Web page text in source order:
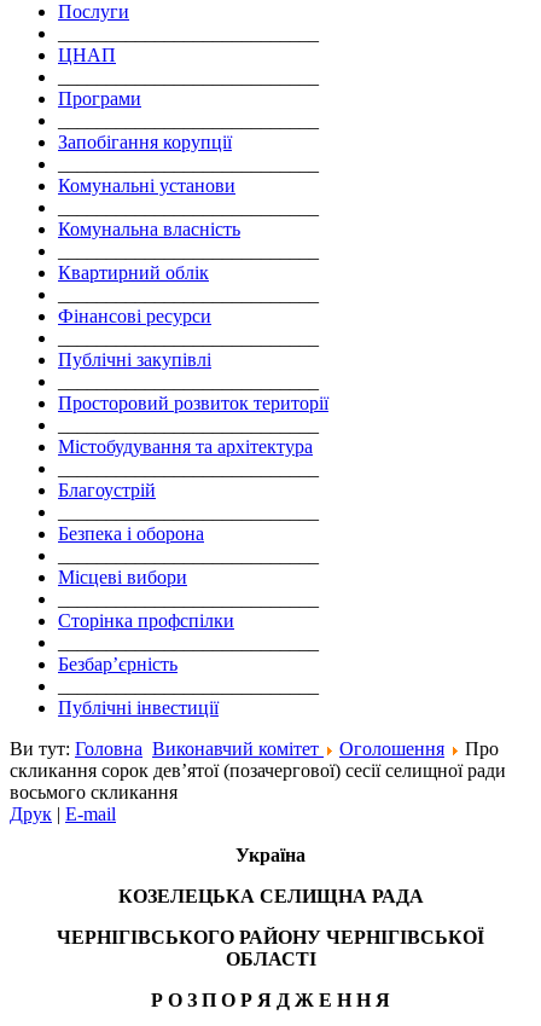
Послуги
ЦНАП
Програми
Запобігання корупції
Комунальні установи
Комунальна власність
Квартирний облік
Фінансові ресурси
Публічні закупівлі
Просторовий розвиток території
Містобудування та архітектура
Благоустрій
Безпека і оборона
Місцеві вибори
Сторінка профспілки
Безбар’єрність
Публічні інвестиції
Ви тут: Головна Виконавчий комітет Оголошення
Про
скликання сорок дев’ятої (позачергової) сесії селищної ради
восьмого скликання
Друк | E-mail
Україна
КОЗЕЛЕЦЬКА СЕЛИЩНА РАДА
ЧЕРНІГІВСЬКОГО РАЙОНУ ЧЕРНІГІВСЬКОЇ
ОБЛАСТІ
Р О З П О Р Я Д Ж Е ННЯ